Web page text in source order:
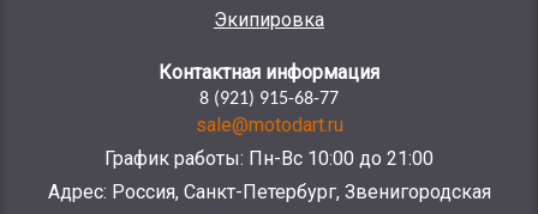
Экипировка
Контактная информация
8 (921) 915-68-77
sale@motodart.ru
График работы: Пн-Вс 10:00 до 21:00
Адрес: Россия, Санкт-Петербург, Звенигородская